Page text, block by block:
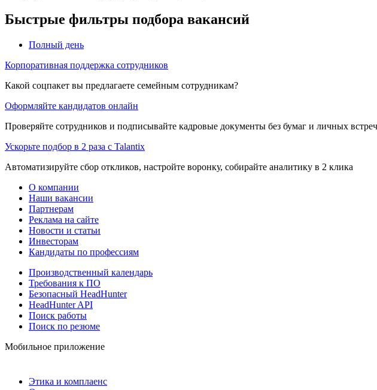
Быстрые фильтры подбора вакансий
Полный день
Корпоративная поддержка сотрудников
Какой соцпакет вы предлагаете семейным сотрудникам?
Оформляйте кандидатов онлайн
Проверяйте сотрудников и подписывайте кадровые документы без бумаг и личных встреч
Ускорьте подбор в 2 раза с Talantix
Автоматизируйте сбор откликов, настройте воронку, собирайте аналитику в 2 клика
О компании
Наши вакансии
Партнерам
Реклама на сайте
Новости и статьи
Инвесторам
Кандидаты по профессиям
Производственный календарь
Требования к ПО
Безопасный HeadHunter
HeadHunter API
Поиск работы
Поиск по резюме
Мобильное приложение
Этика и комплаенс